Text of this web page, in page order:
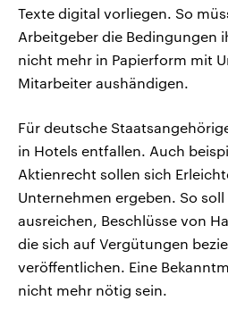
Texte digital vorliegen. So
Arbeitgeber die Bedingungen
nicht mehr in Papierform mit
Mitarbeiter aushändigen.
Für deutsche
in Hotels entfallen. Auch
Aktienrecht sollen sich
Unternehmen ergeben. So
ausreichen, Beschlüsse von
die sich auf Vergütungen
veröffentlichen. Eine
nicht mehr nötig sein.